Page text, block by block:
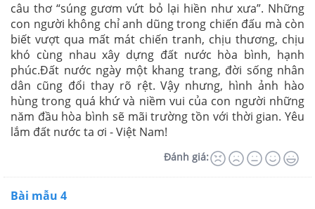
câu thơ “súng gươm vứt bỏ lại hiền như xưa”. Những
con người không chỉ anh dũng trong chiến đấu mà còn
biết vượt qua mất mát chiến tranh, chịu thương, chịu
khó cùng nhau xây dựng đất nước hòa bình, hạnh
phúc.Đất nước ngày một khang trang, đời sống nhân
dân cũng đổi thay rõ rệt. Vậy nhưng, hình ảnh hào
hùng trong quá khứ và niềm vui của con người những
năm đầu hòa bình sẽ mãi trường tồn với thời gian. Yêu
lắm đất nước ta ơi - Việt Nam!
Đánh giá:
Bài mẫu 4